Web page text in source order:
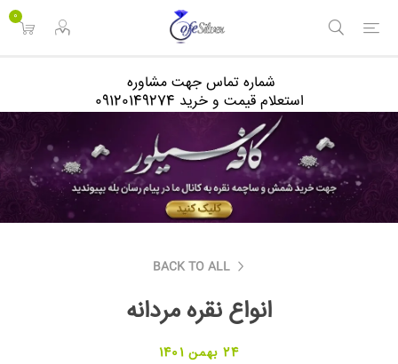
0
شماره تماس جهت مشاوره
استعلام قیمت و خرید 09120149274
BACK TO ALL
انواع نقره مردانه
24 بهمن 1401